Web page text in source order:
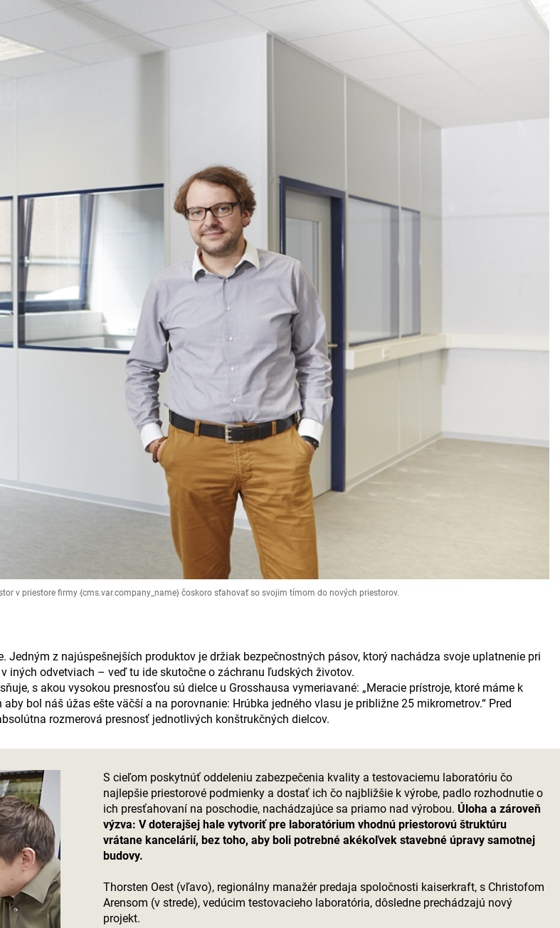
v priestore firmy {cms.var.company_name} čoskoro sťahovať so svojim tímom do nových priestorov.
z najúspešnejších produktov je držiak bezpečnostných pásov, ktorý nachádza svoje uplatnenie pri
odvetviach – veď tu ide skutočne o záchranu ľudských životov.
s akou vysokou presnosťou sú dielce u Grosshausa vymeriavané: „Meracie prístroje, ktoré máme k
bol náš úžas ešte väčší a na porovnanie: Hrúbka jedného vlasu je približne 25 mikrometrov.“ Pred
rozmerová presnosť jednotlivých konštrukčných dielcov.
S cieľom poskytnúť oddeleniu zabezpečenia kvality a testovaciemu laboratóriu čo
najlepšie priestorové podmienky a dostať ich čo najbližšie k výrobe, padlo rozhodnutie o
ich presťahovaní na poschodie, nachádzajúce sa priamo nad výrobou. Úloha a zároveň
výzva: V doterajšej hale vytvoriť pre laboratórium vhodnú priestorovú štruktúru
vrátane kancelárií, bez toho, aby boli potrebné akékoľvek stavebné úpravy samotnej
budovy.
Thorsten Oest (vľavo), regionálny manažér predaja spoločnosti kaiserkraft, s Christofom
Arensom (v strede), vedúcim testovacieho laboratória, dôsledne prechádzajú nový
projekt.